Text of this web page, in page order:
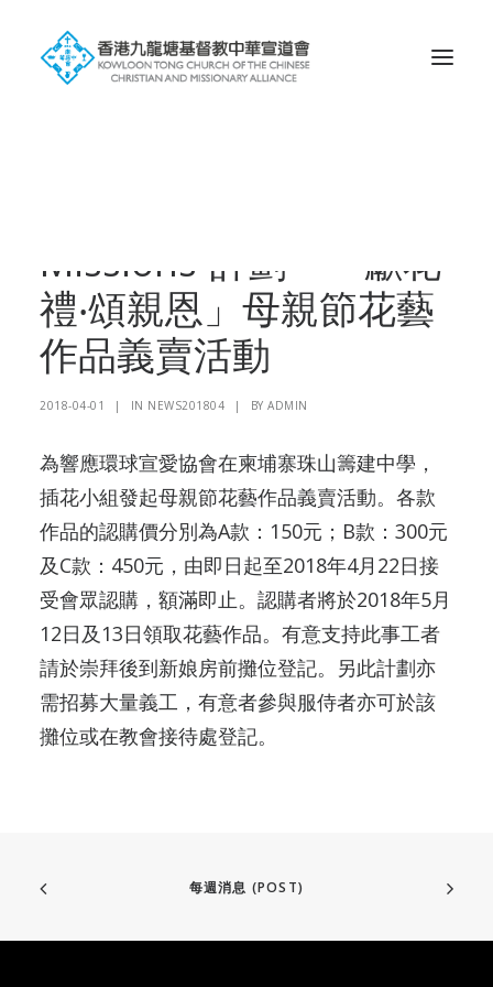
Missions”計劃 – 「獻花
禮‧頌親恩」母親節花藝
作品義賣活動
2018-04-01 | IN NEWS201804 | BY ADMIN
為響應環球宣愛協會在柬埔寨珠山籌建中學，
插花小組發起母親節花藝作品義賣活動。各款
作品的認購價分別為A款：150元；B款：300元
及C款：450元，由即日起至2018年4月22日接
受會眾認購，額滿即止。認購者將於2018年5月
12日及13日領取花藝作品。有意支持此事工者
請於崇拜後到新娘房前攤位登記。另此計劃亦
需招募大量義工，有意者參與服侍者亦可於該
攤位或在教會接待處登記。
每週消息 (POST)